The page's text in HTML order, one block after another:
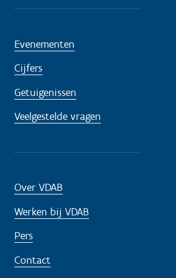
Evenementen
Cijfers
Getuigenissen
Veelgestelde vragen
Over VDAB
Werken bij VDAB
Pers
Contact